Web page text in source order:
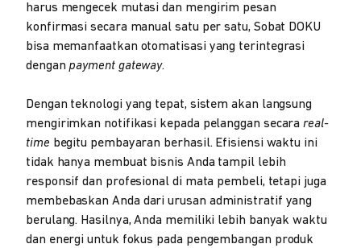
harus mengecek mutasi dan mengirim pesan
konfirmasi secara manual satu per satu, Sobat DOKU
bisa memanfaatkan otomatisasi yang terintegrasi
dengan payment gateway.
Dengan teknologi yang tepat, sistem akan langsung
mengirimkan notifikasi kepada pelanggan secarareal-
time begitu pembayaran berhasil. Efisiensi waktu ini
tidak hanya membuat bisnis Anda tampil lebih
responsif dan profesional di mata pembeli, tetapi juga
membebaskan Anda dari urusan administratif yang
berulang. Hasilnya, Anda memiliki lebih banyak waktu
dan energi untuk fokus pada pengembangan produk